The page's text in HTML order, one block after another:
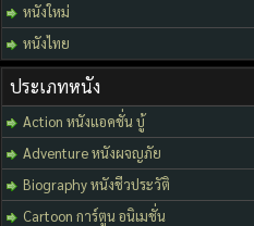
หนังใหม่
หนังไทย
ประเภทหนัง
Action หนังแอคชั่น บู้
Adventure หนังผจญภัย
Biography หนังชีวประวัติ
Cartoon การ์ตูน อนิเมชั่น